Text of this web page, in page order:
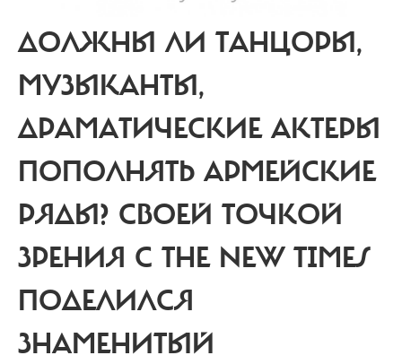
ДОЛЖНЫ ЛИ ТАНЦОРЫ,
МУЗЫКАНТЫ,
ДРАМАТИЧЕСКИЕ АКТЕРЫ
ПОПОЛНЯТЬ АРМЕЙСКИЕ
РЯДЫ? СВОЕЙ ТОЧКОЙ
ЗРЕНИЯ С THE NEW TIMES
ПОДЕЛИЛСЯ
ЗНАМЕНИТЫЙ